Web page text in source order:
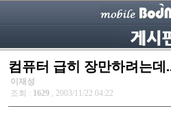
컴퓨터 급히 장만하려는데
이재성
조회 : 1629 , 2003/11/22 04:22